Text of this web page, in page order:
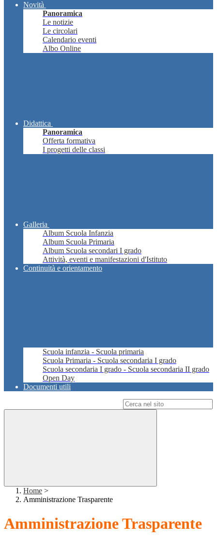
Novità
Panoramica
Le notizie
Le circolari
Calendario eventi
Albo Online
Didattica
Panoramica
Offerta formativa
I progetti delle classi
Galleria
Album Scuola Infanzia
Album Scuola Primaria
Album Scuola secondari I grado
Attività, eventi e manifestazioni d'Istituto
Continuità e orientamento
Scuola infanzia - Scuola primaria
Scuola Primaria - Scuola secondaria I grado
Scuola secondaria I grado - Scuola secondaria II grado
Open Day
Documenti utili
Home >
Amministrazione Trasparente
Amministrazione Trasparente